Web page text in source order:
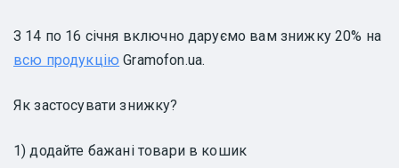
З 14 по 16 січня включно даруємо вам знижку 20% на
всю продукцію Gramofon.ua.
Як застосувати знижку?
1) додайте бажані товари в кошик